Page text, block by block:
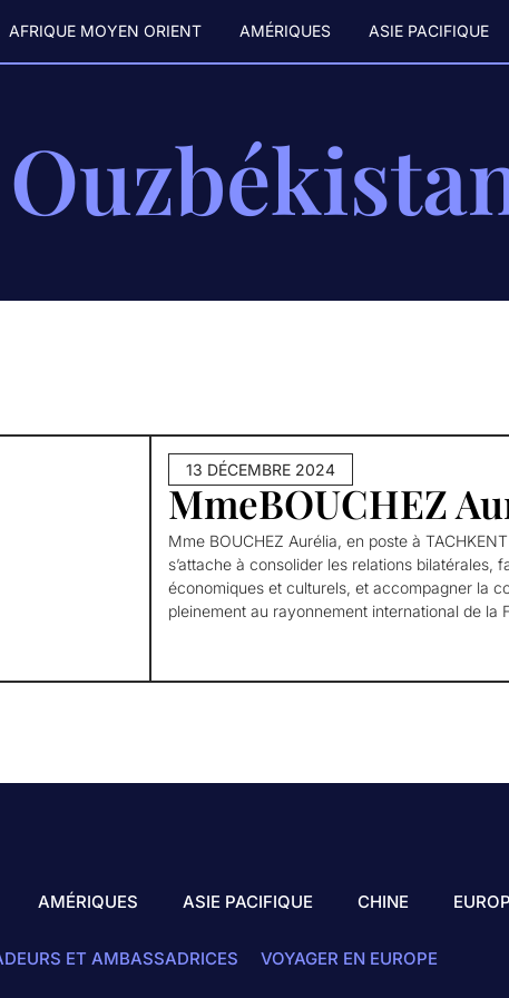
AFRIQUE MOYEN ORIENT AMÉRIQUES ASIE PACIFIQUE
13 DÉCEMBRE 2024
MmeBOUCHEZ
Mme BOUCHEZ Aurélia, en poste à
s’attache à consolider les relations bilatérales,
économiques et culturels, et accompagner la
pleinement au rayonnement international de la
AMÉRIQUES ASIE PACIFIQUE CHINE
ET AMBASSADRICES VOYAGER EN EUROPE